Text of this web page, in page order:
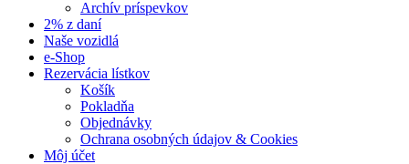
Archív príspevkov
2% z daní
Naše vozidlá
e-Shop
Rezervácia lístkov
Košík
Pokladňa
Objednávky
Ochrana osobných údajov & Cookies
Môj účet